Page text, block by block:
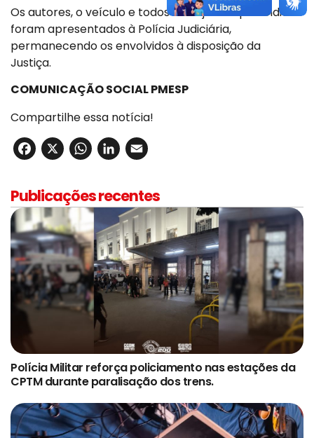
Os autores, o veículo e todos os objetos apreendidos
foram apresentados à Polícia Judiciária,
permanecendo os envolvidos à disposição da
Justiça.
COMUNICAÇÃO SOCIAL PMESP
Compartilhe essa notícia!
Facebook
X WhatsApp
LinkedIn
Publicações recentes
Polícia Militar reforça policiamento nas estações da
CPTM durante paralisação dos trens.